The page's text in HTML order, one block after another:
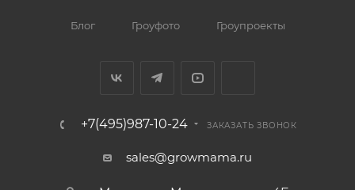
Блог Гроуфото Гроупроекты
+7(495)987-10-24 ЗАКАЗАТЬ ЗВОНОК
sales@growmama.ru